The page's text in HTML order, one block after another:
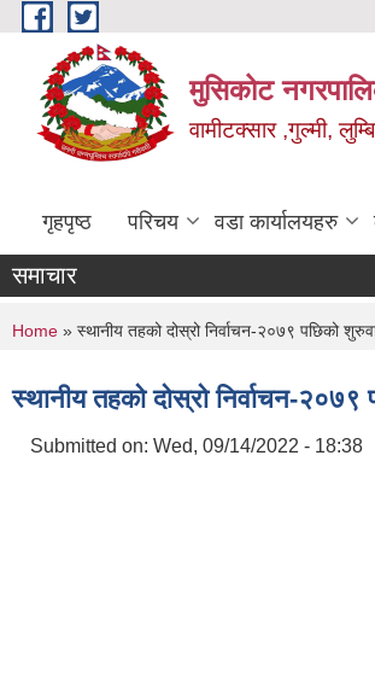
Skip to main content
मुसिकोट
वामीटक्सार ,गुल्मी,
गृहपृष्ठ परिचय वडा कार्यालयहरु
समाचार
You are here
Home » स्थानीय तहको दोस्रो निर्वाचन-२०७९ पछिको
स्थानीय तहको दोस्रो निर्वाचन-
Submitted on: Wed, 09/14/2022 - 18:38